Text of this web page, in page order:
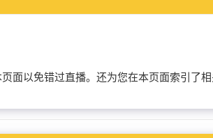
面以免错过直播。还为您在本页面索引了